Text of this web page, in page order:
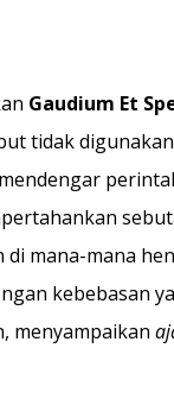
Gaudium Et
tidak
di mana-mana
kebebasan
menyampaikan